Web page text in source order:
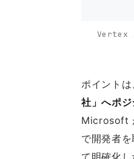
Vertex
ポイントは
社」へポ
Microsoft
で開発者
て明確化